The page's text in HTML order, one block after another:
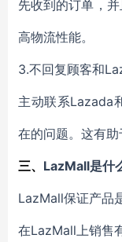
先收到的订单，并
高物流性能。
3.不回复 顾客和
主动联系Lazada
在的问题。这有助
三、 LazMall是什
LazMall保证产品
在LazMall上销售